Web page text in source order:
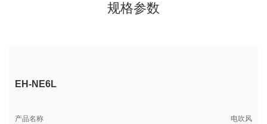
规格参数
EH-NE6L
产品名称 电吹风